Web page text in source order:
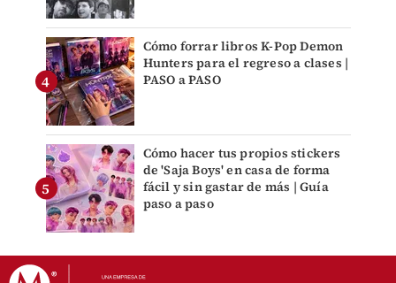
Cómo forrar libros K-Pop Demon
Hunters para el regreso a clases |
PASO a PASO
Cómo hacer tus propios stickers
de 'Saja Boys' en casa de forma
fácil y sin gastar de más | Guía
paso a paso